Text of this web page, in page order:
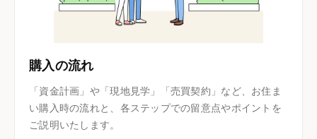
購入の流れ
「資金計画」や「現地見学」「売買契約」など、お住ま
い購入時の流れと、各ステップでの留意点やポイントを
ご説明いたします。